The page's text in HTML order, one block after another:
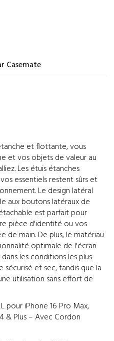
Casemate
et flottante, vous
et vos objets de valeur au
Les étuis étanches
essentiels restent sûrs et
Le design latéral
aux boutons latéraux de
est parfait pour
pièce d'identité ou vos
main. De plus, le matériau
optimale de l'écran
les conditions les plus
et sec, tandis que la
utilisation sans effort de
pour iPhone 16 Pro Max,
& Plus – Avec Cordon